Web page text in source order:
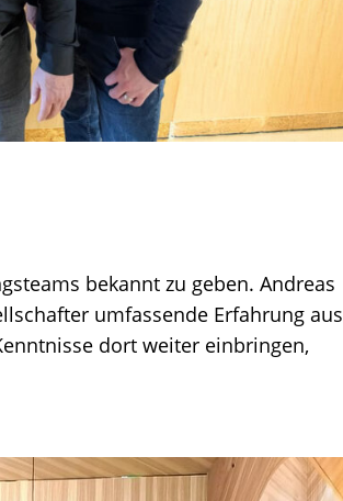
bekannt zu geben. Andreas
umfassende Erfahrung aus
dort weiter einbringen,